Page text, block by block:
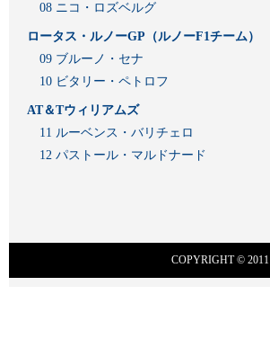
08 ニコ・ロズベルグ
ロータス・ルノーGP（ルノーF1チーム）
09 ブルーノ・セナ
10 ビタリー・ペトロフ
AT＆Tウィリアムズ
11 ルーベンス・バリチェロ
12 パストール・マルドナード
COPYRIGHT © 2011